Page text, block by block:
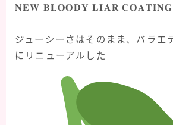
𝐍𝐄𝐖 𝐁𝐋𝐎𝐎𝐃𝐘 𝐋𝐈𝐀𝐑 𝐂𝐎𝐀𝐓𝐈𝐍𝐆
ジューシーさはそのまま、バラエ
にリニューアルした